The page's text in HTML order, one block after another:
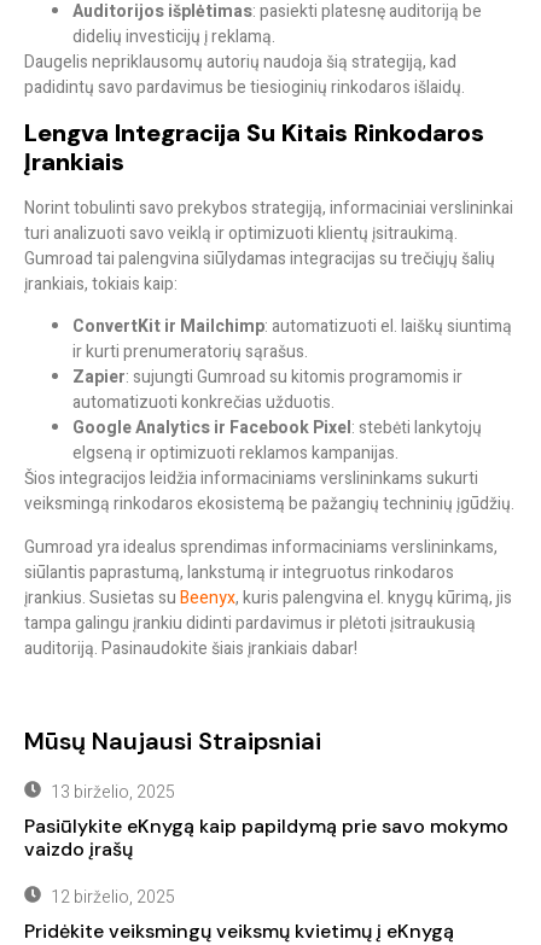
Auditorijos išplėtimas: pasiekti platesnę auditoriją be
didelių investicijų į reklamą.
Daugelis nepriklausomų autorių naudoja šią strategiją, kad
padidintų savo pardavimus be tiesioginių rinkodaros išlaidų.
Lengva Integracija Su Kitais Rinkodaros
Įrankiais
Norint tobulinti savo prekybos strategiją, informaciniai verslininkai
turi analizuoti savo veiklą ir optimizuoti klientų įsitraukimą.
Gumroad tai palengvina siūlydamas integracijas su trečiųjų šalių
įrankiais, tokiais kaip:
ConvertKit ir Mailchimp: automatizuoti el. laiškų siuntimą
ir kurti prenumeratorių sąrašus.
Zapier: sujungti Gumroad su kitomis programomis ir
automatizuoti konkrečias užduotis.
Google Analytics ir Facebook Pixel: stebėti lankytojų
elgseną ir optimizuoti reklamos kampanijas.
Šios integracijos leidžia informaciniams verslininkams sukurti
veiksmingą rinkodaros ekosistemąbe pažangių techninių įgūdžių.
Gumroad yra idealus sprendimas informaciniams verslininkams,
siūlantis paprastumą, lankstumą ir integruotus rinkodaros
įrankius. Susietas suBeenyx, kuris palengvina el. knygų kūrimą, jis
tampa galingu įrankiu didinti pardavimus ir plėtoti įsitraukusią
auditoriją. Pasinaudokite šiais įrankiais dabar!
Mūsų Naujausi Straipsniai
13 birželio, 2025
Pasiūlykite eKnygą kaip papildymą prie savo mokymo
vaizdo įrašų
12 birželio, 2025
Pridėkite veiksmingų veiksmų kvietimų į eKnygą